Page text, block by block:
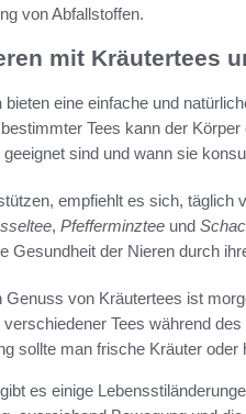
von Abfallstoffen.
mit Kräutertees
bieten eine einfache und
Tees kann der
sind und wann sie
empfiehlt es sich,
, Pfefferminztee und
Gesundheit der Nieren durch
Genuss von Kräutertees ist
Tees während
sollte man frische Kräuter oder
es einige